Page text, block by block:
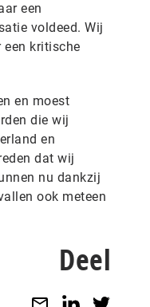
een
voldeed. Wij
kritische
en moest
die wij
en
dat wij
nu dankzij
ook meteen
Deel